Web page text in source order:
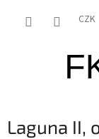
CZK
Laguna II,